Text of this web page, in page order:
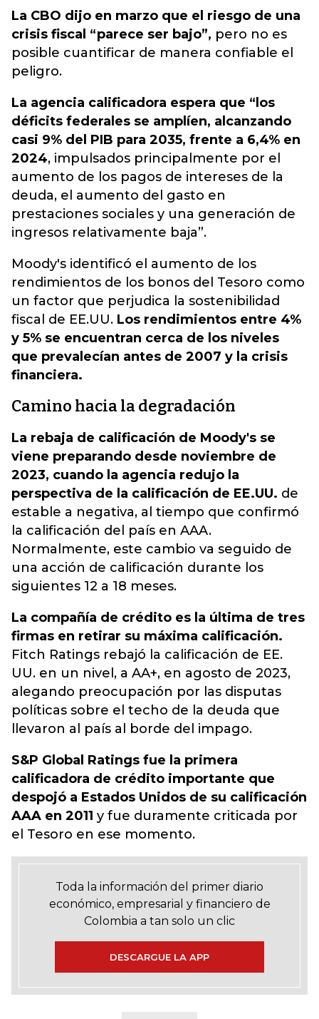
La CBO dijo en marzo que el riesgo de una
crisis fiscal “parece ser bajo”, pero no es
posible cuantificar de manera confiable el
peligro.
La agencia calificadora espera que “los
déficits federales se amplíen, alcanzando
casi 9% del PIB para 2035, frente a 6,4% en
2024, impulsados ​​principalmente por el
aumento de los pagos de intereses de la
deuda, el aumento del gasto en
prestaciones sociales y una generación de
ingresos relativamente baja”.
Moody's identificó el aumento de los
rendimientos de los bonos del Tesoro como
un factor que perjudica la sostenibilidad
fiscal de EE.UU. Los rendimientos entre 4%
y 5% se encuentran cerca de los niveles
que prevalecían antes de 2007 y la crisis
financiera.
Camino hacia la degradación
La rebaja de calificación de Moody's se
viene preparando desde noviembre de
2023, cuando la agencia redujo la
perspectiva de la calificación de EE.UU. de
estable a negativa, al tiempo que confirmó
la calificación del país en AAA.
Normalmente, este cambio va seguido de
una acción de calificación durante los
siguientes 12 a 18 meses.
La compañía de crédito es la última de tres
firmas en retirar su máxima calificación.
Fitch Ratings rebajó la calificación de EE.
UU. en un nivel, a AA+, en agosto de 2023,
alegando preocupación por las disputas
políticas sobre el techo de la deuda que
llevaron al país al borde del impago.
S&P Global Ratings fue la primera
calificadora de crédito importante que
despojó a Estados Unidos de su calificación
AAA en 2011 y fue duramente criticada por
el Tesoro en ese momento.
Toda la información del primer diario
económico, empresarial y financiero de
Colombia a tan solo un clic
DESCARGUE LA APP